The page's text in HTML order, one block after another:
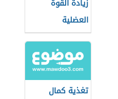
زيادة القوة
العضلية
تغذية كمال